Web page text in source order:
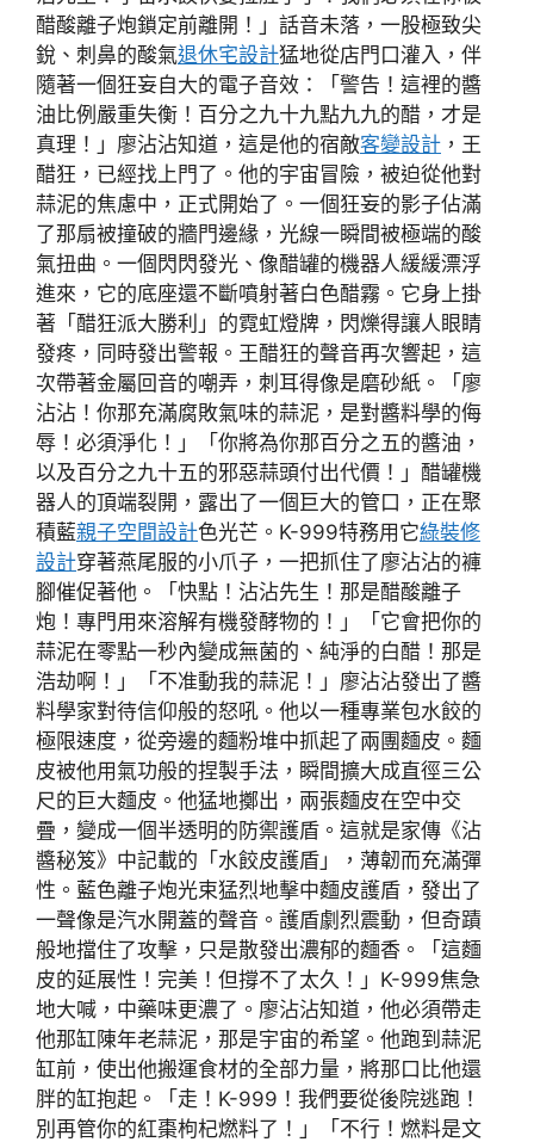
醋酸離子炮鎖定前離開！」話音未落，一股極致尖
銳、刺鼻的酸氣退休宅設計猛地從店門口灌入，伴
隨著一個狂妄自大的電子音效：「警告！這裡的醬
油比例嚴重失衡！百分之九十九點九九的醋，才是
真理！」廖沾沾知道，這是他的宿敵客變設計 ，王
醋狂，已經找上門了。他的宇宙冒險，被迫從他對
蒜泥的焦慮中，正式開始了。一個狂妄的影子佔滿
了那扇被撞破的牆門邊緣，光線一瞬間被極端的酸
氣扭曲。一個閃閃發光、像醋罐的機器人緩緩漂浮
進來，它的底座還不斷噴射著白色醋霧。它身上掛
著「醋狂派大勝利」的霓虹燈牌，閃爍得讓人眼睛
發疼，同時發出警報。王醋狂的聲音再次響起，這
次帶著金屬回音的嘲弄，刺耳得像是磨砂紙。「廖
沾沾！你那充滿腐敗氣味的蒜泥，是對醬料學的侮
辱！必須淨化！」「你將為你那百分之五的醬油，
以及百分之九十五的邪惡蒜頭付出代價！」醋罐機
器人的頂端裂開，露出了一個巨大的管口，正在聚
積藍親子空間設計色光芒。K-999特務用它綠裝修
設計穿著燕尾服的小爪子，一把抓住了廖沾沾的褲
腳催促著他。「快點！沾沾先生！那是醋酸離子
炮！專門用來溶解有機發酵物的！」「它會把你的
蒜泥在零點一秒內變成無菌的、純淨的白醋！那是
浩劫啊！」「不准動我的蒜泥！」廖沾沾發出了醬
料學家對待信仰般的怒吼。他以一種專業包水餃的
極限速度，從旁邊的麵粉堆中抓起了兩團麵皮。麵
皮被他用氣功般的捏製手法，瞬間擴大成直徑三公
尺的巨大麵皮。他猛地擲出，兩張麵皮在空中交
疊，變成一個半透明的防禦護盾。這就是家傳《沾
醬秘笈》中記載的「水餃皮護盾」，薄韌而充滿彈
性。藍色離子炮光束猛烈地擊中麵皮護盾，發出了
一聲像是汽水開蓋的聲音。護盾劇烈震動，但奇蹟
般地擋住了攻擊，只是散發出濃郁的麵香。「這麵
皮的延展性！完美！但撐不了太久！」K-999焦急
地大喊，中藥味更濃了。廖沾沾知道，他必須帶走
他那缸陳年老蒜泥，那是宇宙的希望。他跑到蒜泥
缸前，使出他搬運食材的全部力量，將那口比他還
胖的缸抱起。「走！K-999！我們要從後院逃跑！
別再管你的紅棗枸杞燃料了！」「不行！燃料是文